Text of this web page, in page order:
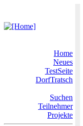
Home
Neues
TestSeite
DorfTratsch
Suchen
Teilnehmer
Projekte